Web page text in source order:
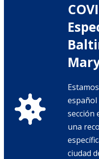
español
sección
una
ciudad